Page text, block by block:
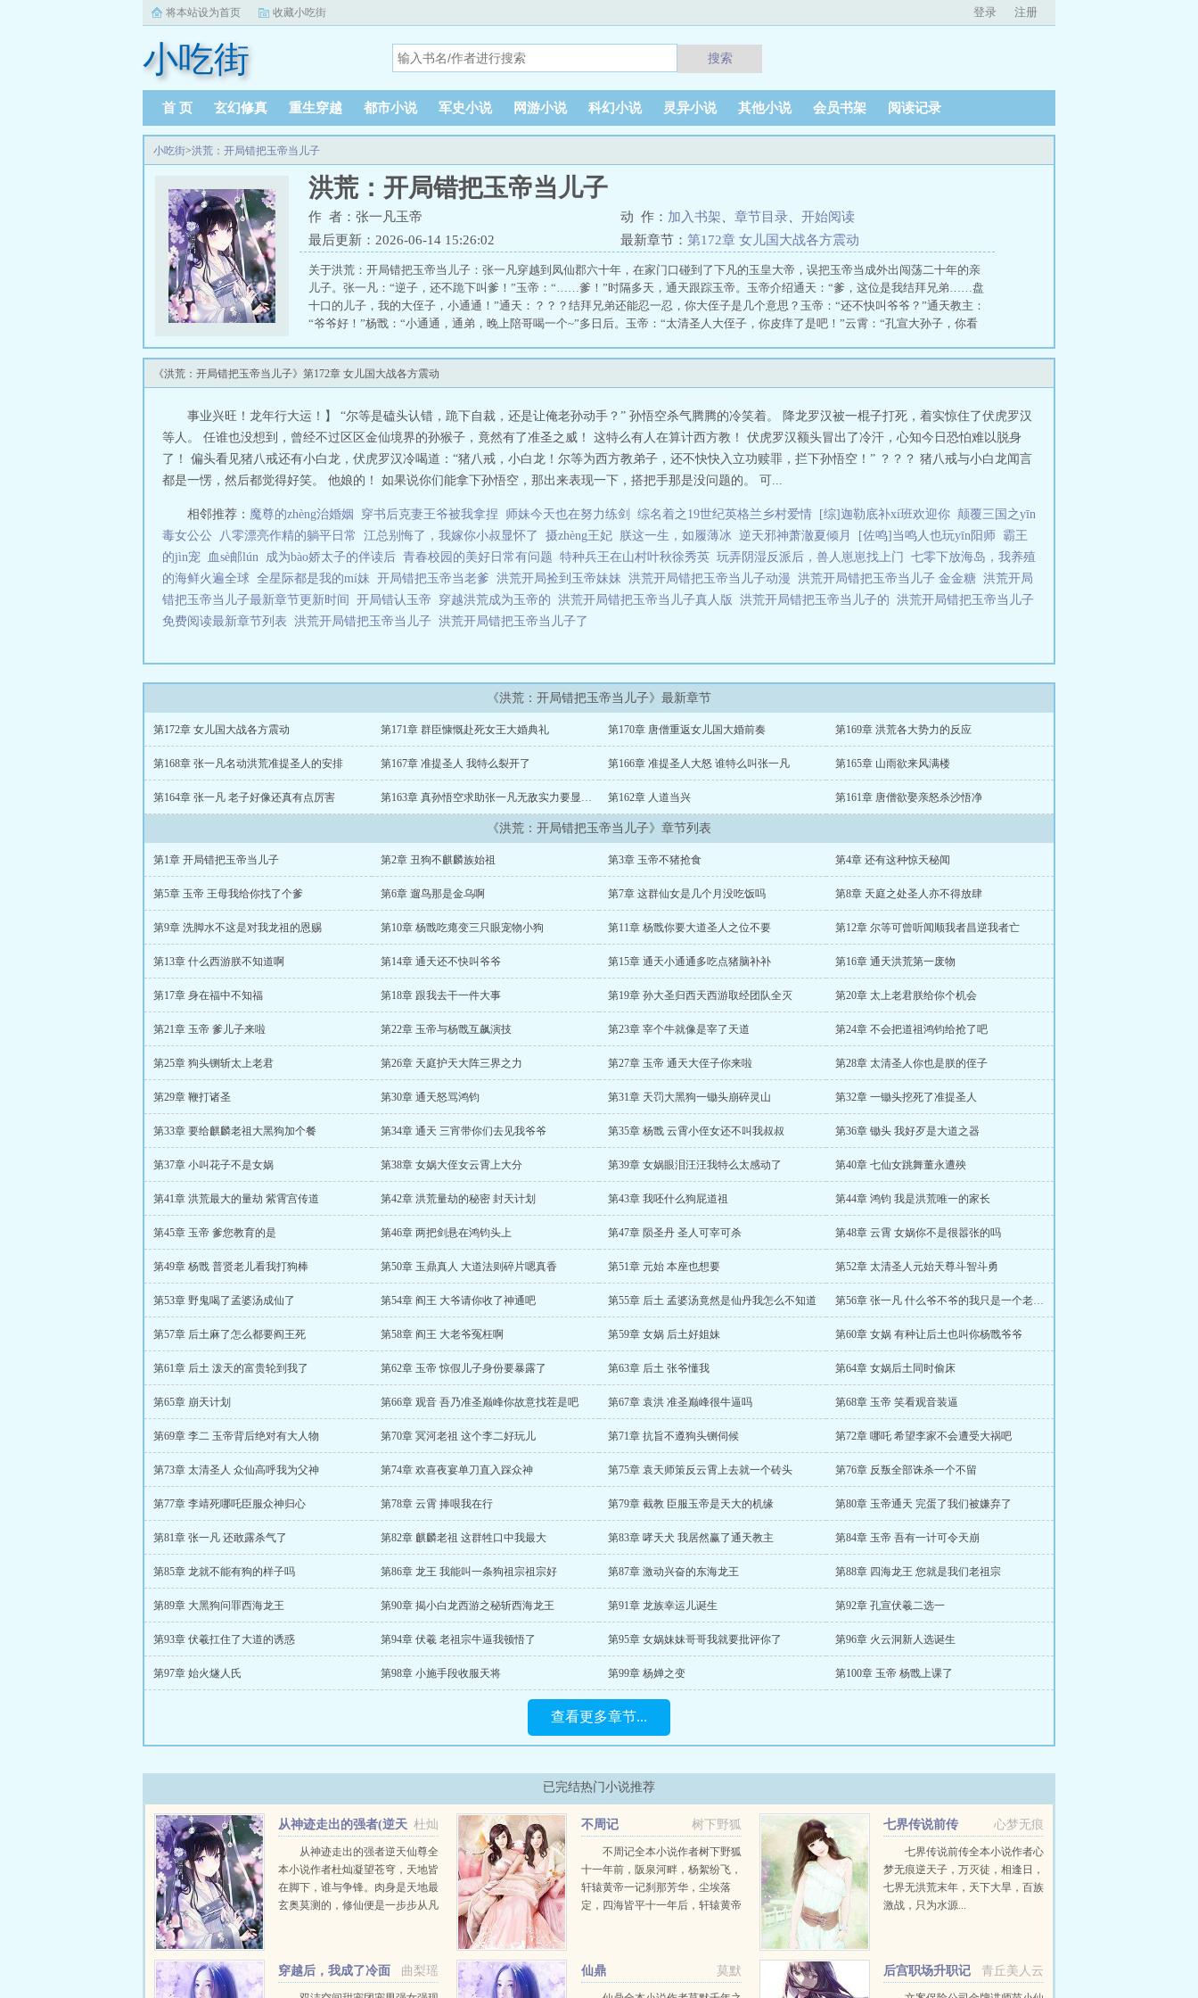
将本站设为首页 收藏小吃街 登录 注册
小吃街 搜索
首 页 玄幻修真 重生穿越 都市小说 军史小说 网游小说 科幻小说 灵异小说 其他小说 会员书架 阅读记录
小吃街>洪荒：开局错把玉帝当儿子
洪荒：开局错把玉帝当儿子
作 者：张一凡玉帝 动 作： 加入书架 章节目录
开始阅读
最后更新：2026-06-14 15:26:02
最新章节： 第172章 女儿国大战各方震动
关于洪荒：开局错把玉帝当儿子：张一凡穿越到凤仙郡六十年，在家门口碰到了下凡的玉皇大帝，误把玉帝当成外出闯荡二十年的亲
儿子。张一凡：“逆子，还不跪下叫爹！”玉帝：“……爹！”时隔多天，通天跟踪玉帝。玉帝介绍通天：“爹，这位是我结拜兄弟……盘
十口的儿子，我的大侄子，小通通！”通天：？？？结拜兄弟还能忍一忍，你大侄子是几个意思？玉帝：“还不快叫爷爷？”通天教主：
“爷爷好！”杨戬：“小通通，通弟，晚上陪哥喝一个~”多日后。玉帝：“太清圣人大侄子，你皮痒了是吧！”云霄：“孔宣大孙子，你看
《洪荒：开局错把玉帝当儿子》第172章 女儿国大战各方震动
事业兴旺！龙年行大运！】 “尔等是磕头认错，跪下自裁，还是让俺老孙动手？” 孙悟空杀气腾腾的冷笑着。 降龙罗汉被一棍子打死，着实惊住了伏虎罗汉
等人。 任谁也没想到，曾经不过区区金仙境界的孙猴子，竟然有了准圣之威！ 这特么有人在算计西方教！ 伏虎罗汉额头冒出了冷汗，心知今日恐怕难以脱身
了！ 偏头看见猪八戒还有小白龙，伏虎罗汉冷喝道：“猪八戒，小白龙！尔等为西方教弟子，还不快快入立功赎罪，拦下孙悟空！” ？？？ 猪八戒与小白龙闻言
都是一愣，然后都觉得好笑。 他娘的！ 如果说你们能拿下孙悟空，那出来表现一下，搭把手那是没问题的。 可...
相邻推荐： 魔尊的zhèng治婚姻 穿书后克妻王爷被我拿捏 师妹今天也在努力练剑 综名着之19世纪英格兰乡村爱情 [综]迦勒底补xí班欢迎你 颠覆三国之yīn
毒女公公
八零漂亮作精的躺平日常 江总别悔了，我嫁你小叔显怀了 摄zhèng王妃 朕这一生，如履薄冰 逆天邪神萧澈夏倾月 [佐鸣]当鸣人也玩yīn阳师
霸王
的jìn宠
血sè邮lún 成为bào娇太子的伴读后 青春校园的美好日常有问题 特种兵王在山村叶秋徐秀英 玩弄阴湿反派后，兽人崽崽找上门
七零下放海岛，我养殖
的海鲜火遍全球 全星际都是我的mí妹 开局错把玉帝当老爹 洪荒开局捡到玉帝妹妹 洪荒开局错把玉帝当儿子动漫 洪荒开局错把玉帝当儿子 金金糖 洪荒开局
错把玉帝当儿子最新章节更新时间 开局错认玉帝 穿越洪荒成为玉帝的 洪荒开局错把玉帝当儿子真人版 洪荒开局错把玉帝当儿子的 洪荒开局错把玉帝当儿子
免费阅读最新章节列表 洪荒开局错把玉帝当儿子 洪荒开局错把玉帝当儿子了
《洪荒：开局错把玉帝当儿子》最新章节
第172章 女儿国大战各方震动 第171章 群臣慷慨赴死女王大婚典礼 第170章 唐僧重返女儿国大婚前奏 第169章 洪荒各大势力的反应
第168章 张一凡名动洪荒准提圣人的安排 第167章 准提圣人 我特么裂开了 第166章 准提圣人大怒 谁特么叫张一凡 第165章 山雨欲来风满楼
第164章 张一凡 老子好像还真有点厉害 第163章 真孙悟空求助张一凡无敌实力要显露了 第162章 人道当兴 第161章 唐僧欲娶亲怒杀沙悟净
《洪荒：开局错把玉帝当儿子》章节列表
第1章 开局错把玉帝当儿子 第2章 丑狗不麒麟族始祖 第3章 玉帝不猪抢食 第4章 还有这种惊天秘闻
第5章 玉帝 王母我给你找了个爹 第6章 遛鸟那是金乌啊 第7章 这群仙女是几个月没吃饭吗 第8章 天庭之处圣人亦不得放肆
第9章 洗脚水不这是对我龙祖的恩赐 第10章 杨戬吃瘪变三只眼宠物小狗 第11章 杨戬你要大道圣人之位不要 第12章 尔等可曾听闻顺我者昌逆我者亡
第13章 什么西游朕不知道啊 第14章 通天还不快叫爷爷 第15章 通天小通通多吃点猪脑补补 第16章 通天洪荒第一废物
第17章 身在福中不知福 第18章 跟我去干一件大事 第19章 孙大圣归西天西游取经团队全灭 第20章 太上老君朕给你个机会
第21章 玉帝 爹儿子来啦 第22章 玉帝与杨戬互飙演技 第23章 宰个牛就像是宰了天道 第24章 不会把道祖鸿钧给抢了吧
第25章 狗头铡斩太上老君 第26章 天庭护天大阵三界之力 第27章 玉帝 通天大侄子你来啦 第28章 太清圣人你也是朕的侄子
第29章 鞭打诸圣 第30章 通天怒骂鸿钧 第31章 天罚大黑狗一锄头崩碎灵山 第32章 一锄头挖死了准提圣人
第33章 要给麒麟老祖大黑狗加个餐 第34章 通天 三宵带你们去见我爷爷 第35章 杨戬 云霄小侄女还不叫我叔叔 第36章 锄头 我好歹是大道之器
第37章 小叫花子不是女娲 第38章 女娲大侄女云霄上大分 第39章 女娲眼泪汪汪我特么太感动了 第40章 七仙女跳舞董永遭殃
第41章 洪荒最大的量劫 紫霄宫传道 第42章 洪荒量劫的秘密 封天计划 第43章 我呸什么狗屁道祖 第44章 鸿钧 我是洪荒唯一的家长
第45章 玉帝 爹您教育的是 第46章 两把剑悬在鸿钧头上 第47章 陨圣丹 圣人可宰可杀 第48章 云霄 女娲你不是很嚣张的吗
第49章 杨戬 普贤老儿看我打狗棒 第50章 玉鼎真人 大道法则碎片嗯真香 第51章 元始 本座也想要 第52章 太清圣人元始天尊斗智斗勇
第53章 野鬼喝了孟婆汤成仙了 第54章 阎王 大爷请你收了神通吧 第55章 后土 孟婆汤竟然是仙丹我怎么不知道 第56章 张一凡 什么爷不爷的我只是一个老农民
第57章 后土麻了怎么都要阎王死 第58章 阎王 大老爷冤枉啊 第59章 女娲 后土好姐妹 第60章 女娲 有种让后土也叫你杨戬爷爷
第61章 后土 泼天的富贵轮到我了 第62章 玉帝 惊假儿子身份要暴露了 第63章 后土 张爷懂我 第64章 女娲后土同时偷床
第65章 崩天计划 第66章 观音 吾乃准圣巅峰你故意找茬是吧 第67章 袁洪 准圣巅峰很牛逼吗 第68章 玉帝 笑看观音装逼
第69章 李二 玉帝背后绝对有大人物 第70章 冥河老祖 这个李二好玩儿 第71章 抗旨不遵狗头铡伺候 第72章 哪吒 希望李家不会遭受大祸吧
第73章 太清圣人 众仙高呼我为父神 第74章 欢喜夜宴单刀直入踩众神 第75章 袁天师策反云霄上去就一个砖头 第76章 反叛全部诛杀一个不留
第77章 李靖死哪吒臣服众神归心 第78章 云霄 捧哏我在行 第79章 截教 臣服玉帝是天大的机缘 第80章 玉帝通天 完蛋了我们被嫌弃了
第81章 张一凡 还敢露杀气了 第82章 麒麟老祖 这群牲口中我最大 第83章 哮天犬 我居然赢了通天教主 第84章 玉帝 吾有一计可令天崩
第85章 龙就不能有狗的样子吗 第86章 龙王 我能叫一条狗祖宗祖宗好 第87章 激动兴奋的东海龙王 第88章 四海龙王 您就是我们老祖宗
第89章 大黑狗问罪西海龙王 第90章 揭小白龙西游之秘斩西海龙王 第91章 龙族幸运儿诞生 第92章 孔宣伏羲二选一
第93章 伏羲扛住了大道的诱惑 第94章 伏羲 老祖宗牛逼我顿悟了 第95章 女娲妹妹哥哥我就要批评你了 第96章 火云洞新人选诞生
第97章 始火燧人氏 第98章 小施手段收服天将 第99章 杨婵之变 第100章 玉帝 杨戬上课了
查看更多章节...
已完结热门小说推荐
杜灿
从神迹走出的强者(逆天
仙尊)从神迹走出的强者逆天仙尊全
本小说作者杜灿凝望苍穹，天地皆
在脚下，谁与争锋。肉身是天地最
玄奥莫测的，修仙便是一步步从凡
树下野狐
不周记
不周记全本小说作者树下野狐
十一年前，阪泉河畔，杨絮纷飞，
轩辕黄帝一记刹那芳华，尘埃落
定，四海皆平十一年后，轩辕黄帝
心梦无痕
七界传说前传
七界传说前传全本小说作者心
梦无痕逆天子，万灭徒，相逢日，
七界无洪荒末年，天下大旱，百族
激战，只为水源...
曲梨瑶
穿越后，我成了冷面
煞神的掌心宝
莫默
仙鼎 青丘美人云
后宫职场升职记